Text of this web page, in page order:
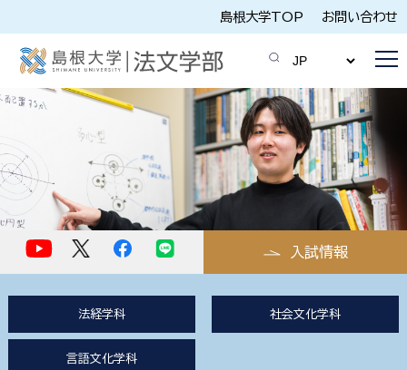
島根大学TOP お問い合わせ
入試情報
法経学科 社会文化学科
言語文化学科